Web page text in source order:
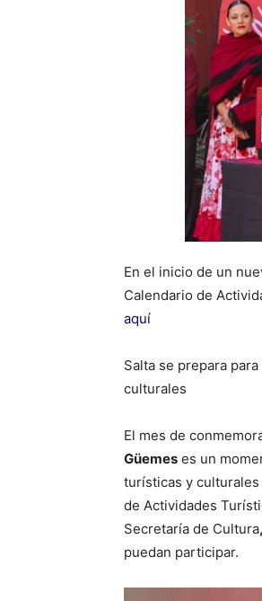
En el inicio de un
Calendario de
aquí
Salta se prepara
culturales
El mes de
Güemes es un
turísticas y
de Actividades
Secretaría de Cultura,
puedan participar.